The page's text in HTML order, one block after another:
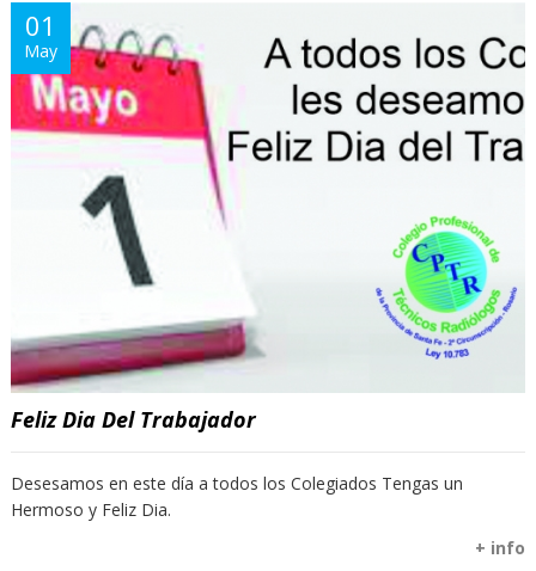
01
May
Feliz Dia Del Trabajador
Desesamos en este día a todos los Colegiados Tengas un
Hermoso y Feliz Dia.
+ info